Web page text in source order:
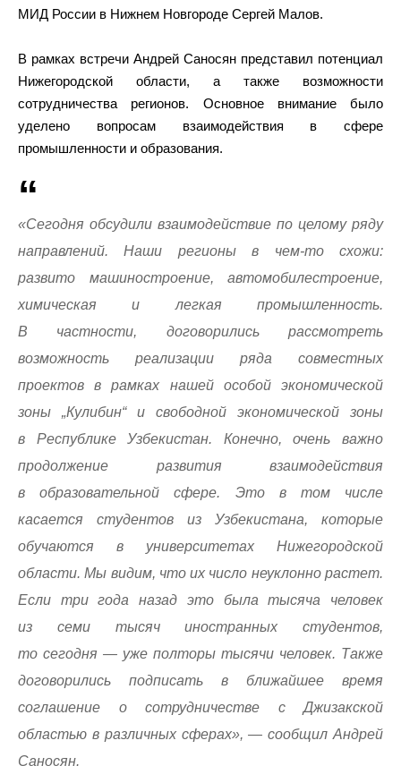
МИД России в Нижнем Новгороде Сергей Малов.
В рамках встречи Андрей Саносян представил потенциал
Нижегородской области, а также возможности
сотрудничества регионов. Основное внимание было
уделено вопросам взаимодействия в сфере
промышленности и образования.
«Сегодня обсудили взаимодействие по целому ряду
направлений. Наши регионы в чем-то схожи:
развито машиностроение, автомобилестроение,
химическая и легкая промышленность.
В частности, договорились рассмотреть
возможность реализации ряда совместных
проектов в рамках нашей особой экономической
зоны „Кулибин“ и свободной экономической зоны
в Республике Узбекистан. Конечно, очень важно
продолжение развития взаимодействия
в образовательной сфере. Это в том числе
касается студентов из Узбекистана, которые
обучаются в университетах Нижегородской
области. Мы видим, что их число неуклонно растет.
Если три года назад это была тысяча человек
из семи тысяч иностранных студентов,
то сегодня — уже полторы тысячи человек. Также
договорились подписать в ближайшее время
соглашение о сотрудничестве с Джизакской
областью в различных сферах», — сообщил Андрей
Саносян.